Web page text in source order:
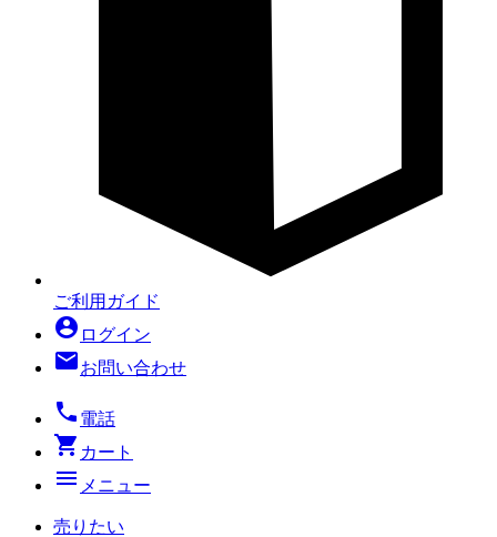
ご利用ガイド
account_circle ログイン
mailお問い合わせ
local_phone 電話
shopping_cart カート
menu メニュー
売りたい